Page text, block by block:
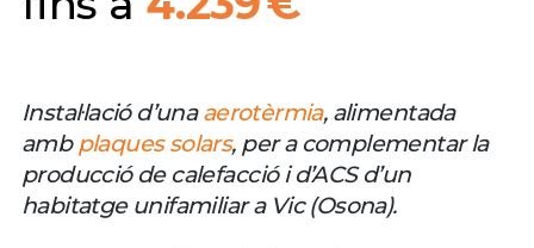
Instal·lació d’unaaerotèrmia, alimentada
ambplaques solars, per a complementar la
producció de calefacció i d’ACS d’un
habitatge unifamiliar a Vic (Osona).